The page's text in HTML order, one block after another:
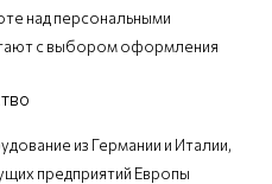
над персональными
с выбором оформления
из Германии и Италии,
предприятий Европы